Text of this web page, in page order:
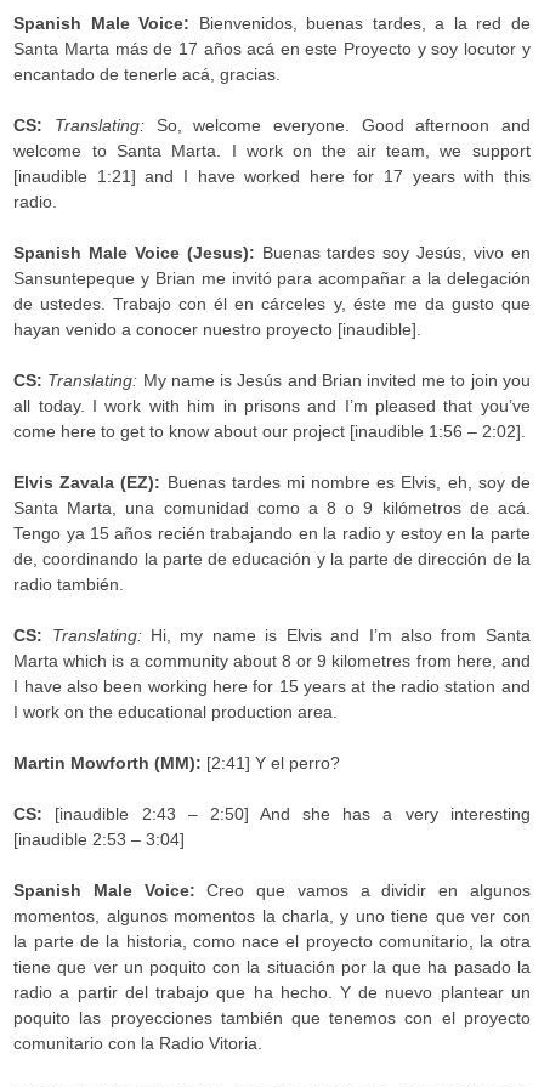
Spanish Male Voice: Bienvenidos, buenas tardes, a la red de
Santa Marta más de 17 años acá en este Proyecto y soy locutor y
encantado de tenerle acá, gracias.
CS: Translating:So, welcome everyone. Good afternoon and
welcome to Santa Marta. I work on the air team, we support
[inaudible 1:21] and I have worked here for 17 years with this
radio.
Spanish Male Voice (Jesus): Buenas tardes soy Jesús, vivo en
Sansuntepeque y Brian me invitó para acompañar a la delegación
de ustedes. Trabajo con él en cárceles y, éste me da gusto que
hayan venido a conocer nuestro proyecto [inaudible].
CS: Translating: My name is Jesús and Brian invited me to join you
all today. I work with him in prisons and I’m pleased that you’ve
come here to get to know about our project [inaudible 1:56 – 2:02].
Elvis Zavala (EZ): Buenas tardes mi nombre es Elvis, eh, soy de
Santa Marta, una comunidad como a 8 o 9 kilómetros de acá.
Tengo ya 15 años recién trabajando en la radio y estoy en la parte
de, coordinando la parte de educación y la parte de dirección de la
radio también.
CS: Translating:Hi, my name is Elvis and I’m also from Santa
Marta which is a community about 8 or 9 kilometres from here, and
I have also been working here for 15 years at the radio station and
I work on the educational production area.
Martin Mowforth (MM): [2:41] Y el perro?
CS: [inaudible 2:43 – 2:50] And she has a very interesting
[inaudible 2:53 – 3:04]
Spanish Male Voice: Creo que vamos a dividir en algunos
momentos, algunos momentos la charla, y uno tiene que ver con
la parte de la historia, como nace el proyecto comunitario, la otra
tiene que ver un poquito con la situación por la que ha pasado la
radio a partir del trabajo que ha hecho. Y de nuevo plantear un
poquito las proyecciones también que tenemos con el proyecto
comunitario con la Radio Vitoria.